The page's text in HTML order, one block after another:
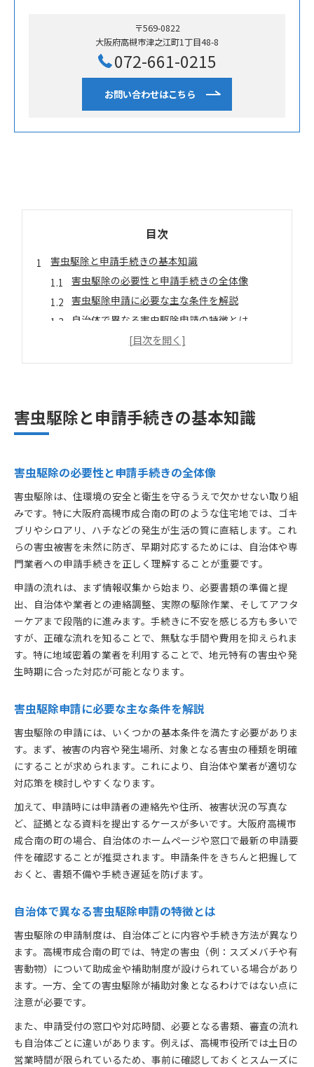
〒569-0822
大阪府高槻市津之江町1丁目48-8
072-661-0215
お問い合わせはこちら
目次
害虫駆除と申請手続きの基本知識
害虫駆除の必要性と申請手続きの全体像
害虫駆除申請に必要な主な条件を解説
自治体で異なる害虫駆除申請の特徴とは
害虫駆除の申請手順と注意すべき点
高槻市成合南の町でよくある申請の流れ
申請相談窓口の利用と情報収集のコツ
安心を守る害虫駆除の流れを解説
害虫駆除の事前準備から作業完了までの流れ
安心できる害虫駆除の手順と確認事項
害虫駆除後のフォローアップと再発防止策
害虫駆除でよくあるトラブルへの対応策
自己負担を抑える申請情報の集め方
害虫駆除申請で自己負担を減らす情報整理術
申請制度を活用して害虫駆除費用を節約
自己負担軽減のための害虫駆除申請ポイント
余計な出費を防ぐ害虫駆除情報の集め方
補助金利用に役立つ害虫駆除Q＆A
害虫駆除補助金の申請条件をわかりやすく解説
害虫駆除の補助金対象となるケースとは
よくある害虫駆除申請Q＆Aと対応策
害虫駆除補助金の手続きで困った時の対処法
害虫駆除申請や補助金利用時の注意点
地域で活用できる申請制度の最新動向
害虫駆除に関する地域の申請制度の変化
害虫駆除申請制度の改定ポイントをチェック
地域ごとに異なる害虫駆除制度の特徴
害虫駆除申請制度の今後の動向と予測
害虫駆除と申請手続きの基本知識
害虫駆除の必要性と申請手続きの全体像
害虫駆除は、住環境の安全と衛生を守るうえで欠かせない取り組
みです。特に大阪府高槻市成合南の町のような住宅地では、ゴキ
ブリやシロアリ、ハチなどの発生が生活の質に直結します。これ
らの害虫被害を未然に防ぎ、早期対応するためには、自治体や専
門業者への申請手続きを正しく理解することが重要です。
申請の流れは、まず情報収集から始まり、必要書類の準備と提
出、自治体や業者との連絡調整、実際の駆除作業、そしてアフタ
ーケアまで段階的に進みます。手続きに不安を感じる方も多いで
すが、正確な流れを知ることで、無駄な手間や費用を抑えられま
す。特に地域密着の業者を利用することで、地元特有の害虫や発
生時期に合った対応が可能となります。
害虫駆除申請に必要な主な条件を解説
害虫駆除の申請には、いくつかの基本条件を満たす必要がありま
す。まず、被害の内容や発生場所、対象となる害虫の種類を明確
にすることが求められます。これにより、自治体や業者が適切な
対応策を検討しやすくなります。
加えて、申請時には申請者の連絡先や住所、被害状況の写真な
ど、証拠となる資料を提出するケースが多いです。大阪府高槻市
成合南の町の場合、自治体のホームページや窓口で最新の申請要
件を確認することが推奨されます。申請条件をきちんと把握して
おくと、書類不備や手続き遅延を防げます。
自治体で異なる害虫駆除申請の特徴とは
害虫駆除の申請制度は、自治体ごとに内容や手続き方法が異なり
ます。高槻市成合南の町では、特定の害虫（例：スズメバチや有
害動物）について助成金や補助制度が設けられている場合があり
ます。一方、全ての害虫駆除が補助対象となるわけではない点に
注意が必要です。
また、申請受付の窓口や対応時間、必要となる書類、審査の流れ
も自治体ごとに違いがあります。例えば、高槻市役所では土日の
営業時間が限られているため、事前に確認しておくとスムーズに